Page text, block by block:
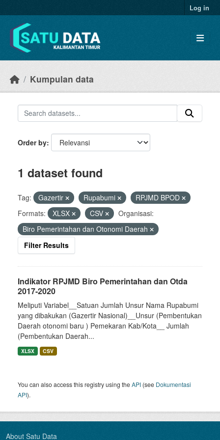
Log in
Kumpulan data
Order by
1 dataset found
Tag: Gazertir Rupabumi
RPJMD BPOD
Formats:
XLSX CSV
Organisasi:
Biro Pemerintahan dan Otonomi Daerah
Filter Results
Indikator RPJMD Biro Pemerintahan dan Otda
2017-2020
Meliputi Variabel__Satuan Jumlah Unsur Nama Rupabumi
yang dibakukan (Gazertir Nasional)__Unsur (Pembentukan
Daerah otonomi baru ) Pemekaran Kab/Kota__ Jumlah
(Pembentukan Daerah...
XLSX CSV
You can also access this registry using theAPI (see Dokumentasi
API).
About Satu Data